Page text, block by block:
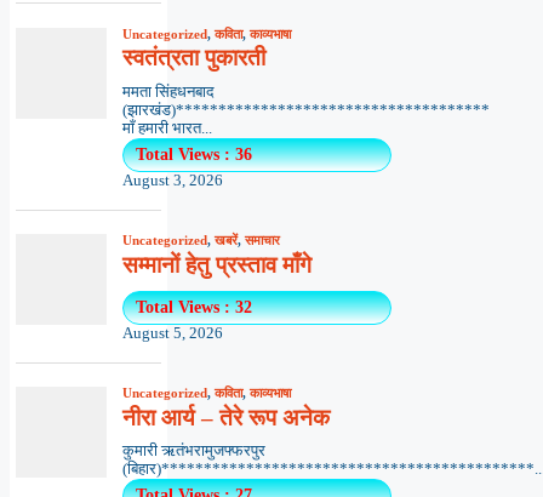
Uncategorized,कविता,काव्यभाषा
स्वतंत्रता पुकारती
ममता सिंहधनबाद
(झारखंड)*************************************
माँ हमारी भारत...
Total Views : 36
August 3, 2026
Uncategorized,खबरें,समाचार
सम्मानों हेतु प्रस्ताव माँगे
Total Views : 32
August 5, 2026
Uncategorized,कविता,काव्यभाषा
नीरा आर्य – तेरे रूप अनेक
कुमारी ऋतंभरामुजफ्फरपुर